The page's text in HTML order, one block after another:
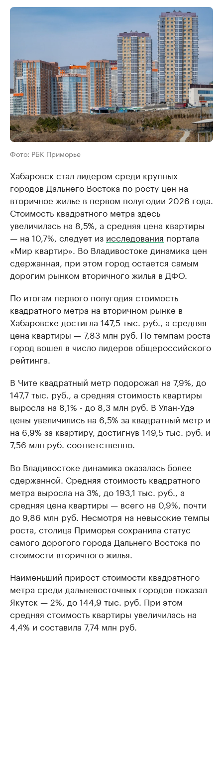
Фото: РБК Приморье
Хабаровск стал лидером среди крупных
городов Дальнего Востока по росту цен на
вторичное жилье в первом полугодии 2026 года.
Стоимость квадратного метра здесь
увеличилась на 8,5%, а средняя цена квартиры
— на 10,7%, следует из исследования портала
«Мир квартир». Во Владивостоке динамика цен
сдержанная, при этом город остается самым
дорогим рынком вторичного жилья в ДФО.
По итогам первого полугодия стоимость
квадратного метра на вторичном рынке в
Хабаровске достигла 147,5 тыс. руб., а средняя
цена квартиры — 7,83 млн руб. По темпам роста
город вошел в число лидеров общероссийского
рейтинга.
В Чите квадратный метр подорожал на 7,9%, до
147,7 тыс. руб., а средняя стоимость квартиры
выросла на 8,1% - до 8,3 млн руб. В Улан-Удэ
цены увеличились на 6,5% за квадратный метр и
на 6,9% за квартиру, достигнув 149,5 тыс. руб. и
7,56 млн руб. соответственно.
Во Владивостоке динамика оказалась более
сдержанной. Средняя стоимость квадратного
метра выросла на 3%, до 193,1 тыс. руб., а
средняя цена квартиры — всего на 0,9%, почти
до 9,86 млн руб. Несмотря на невысокие темпы
роста, столица Приморья сохранила статус
самого дорогого города Дальнего Востока по
стоимости вторичного жилья.
Наименьший прирост стоимости квадратного
метра среди дальневосточных городов показал
Якутск — 2%, до 144,9 тыс. руб. При этом
средняя стоимость квартиры увеличилась на
4,4% и составила 7,74 млн руб.